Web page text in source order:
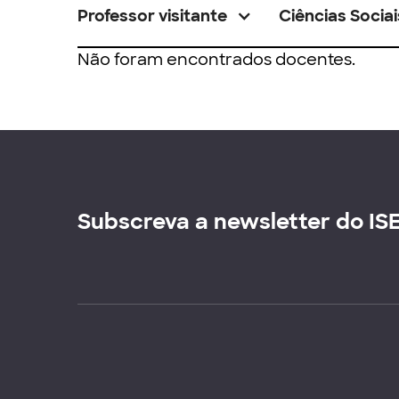
Professor visitante Ciências
Não foram encontrados docentes.
Subscreva a newsletter do